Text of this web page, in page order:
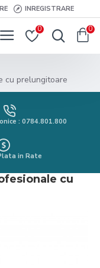
INREGISTRARE
0 0
cu prelungitoare
: 0784.801.800
in Rate
cu